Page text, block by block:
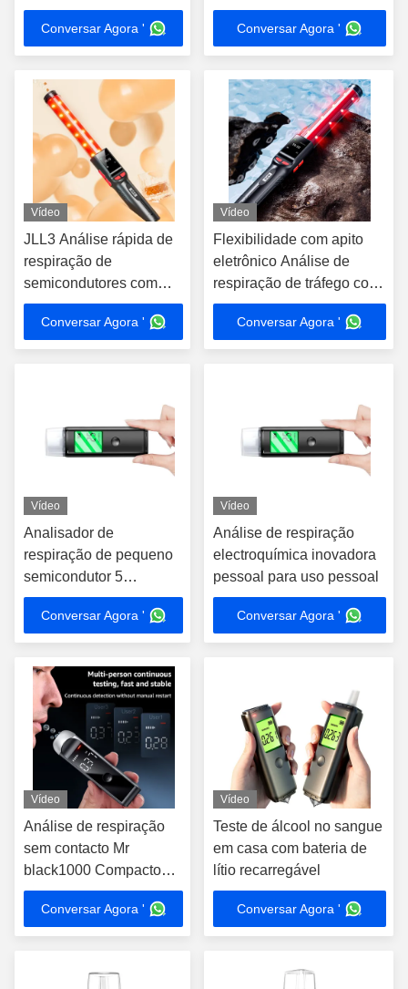
Breathalyzer 240g
Distância de teste 3-5cm
Incluindo bateria
Conversar Agora '
respiração Mr Black 2000
Conversar Agora '
Vídeo
JLL3 Análise rápida de
respiração de
semicondutores com
bateria recarregável de
lítioConversar Agora '
Vídeo
Flexibilidade com apito
eletrônico Análise de
respiração de tráfego com
ecrã LCD
Conversar Agora '
Vídeo
Analisador de
respiração de pequeno
semicondutor 5
segundos Tempo de
resposta
Conversar Agora '
Vídeo
Análise de respiração
electroquímica inovadora
pessoal para uso pessoal
Conversar Agora '
Vídeo
Análise de respiração
sem contacto Mr
black1000 Compacto
Análise de respiração
em casa
Conversar Agora '
Vídeo
Teste de álcool no sangue
em casa com bateria de
lítio recarregável
Conversar Agora '